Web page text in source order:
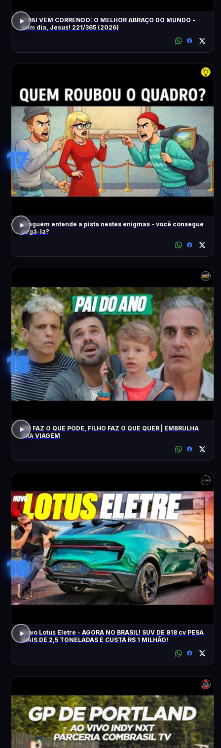
O PAI VEM CORRENDO: O MELHOR ABRAÇO DO MUNDO -
Bom dia, Jesus! 221/365 (2026)
17
Ninguém entende a pista nestes enigmas - você consegue
pegá-la?
18
PAI FAZ O QUE PODE, FILHO FAZ O QUE QUER | EMBRULHA
PRA VIAGEM
19
Novo Lotus Eletre - AGORA NO BRASIL! SUV DE 918 cv PESA
MAIS DE 2,5 TONELADAS E CUSTA R$ 1 MILHÃO!